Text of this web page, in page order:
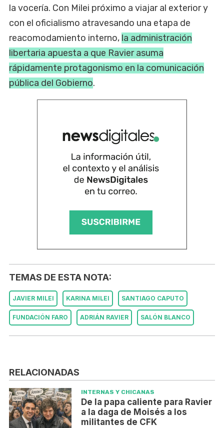
la vocería. Con Milei próximo a viajar al exterior y
con el oficialismo atravesando una etapa de
reacomodamiento interno, la administración
libertaria apuesta a que Ravier asuma
rápidamente protagonismo en la comunicación
pública del Gobierno.
TEMAS DE ESTA NOTA:
JAVIER MILEI KARINA MILEI SANTIAGO CAPUTO
FUNDACIÓN FARO ADRIÁN RAVIER SALÓN BLANCO
RELACIONADAS
INTERNAS Y CHICANAS
De la papa caliente para Ravier
a la daga de Moisés a los
militantes de CFK